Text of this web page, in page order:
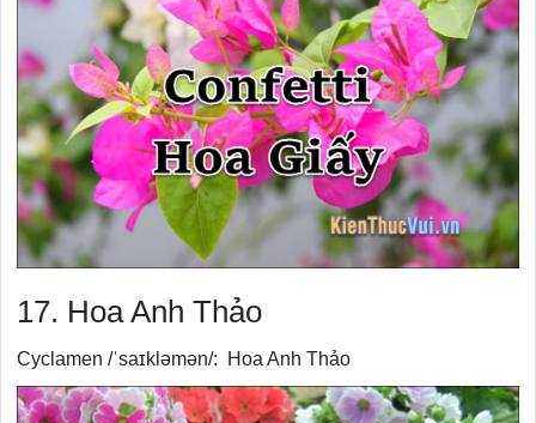
17. Hoa Anh Thảo
Cyclamen /ˈsaɪkləmən/: Hoa Anh Thảo